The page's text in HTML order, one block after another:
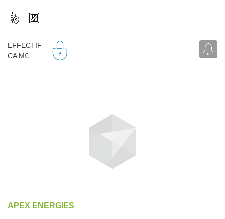
EFFECTIF
CA M€
APEX ENERGIES